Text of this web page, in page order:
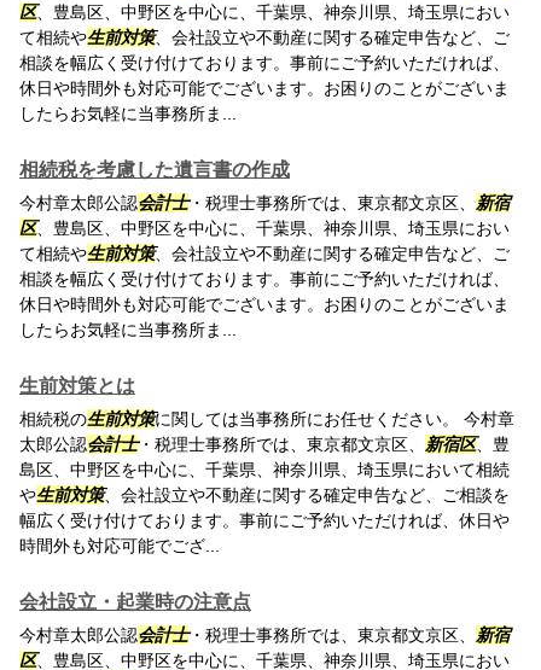
区、豊島区、中野区を中心に、千葉県、神奈川県、埼玉県におい
て相続や生前対策、会社設立や不動産に関する確定申告など、ご
相談を幅広く受け付けております。事前にご予約いただければ、
休日や時間外も対応可能でございます。お困りのことがございま
したらお気軽に当事務所ま...
相続税を考慮した遺言書の作成
今村章太郎公認会計士・税理士事務所では、東京都文京区、 新宿
区、豊島区、中野区を中心に、千葉県、神奈川県、埼玉県におい
て相続や生前対策、会社設立や不動産に関する確定申告など、ご
相談を幅広く受け付けております。事前にご予約いただければ、
休日や時間外も対応可能でございます。お困りのことがございま
したらお気軽に当事務所ま...
生前対策とは
相続税の生前対策に関しては当事務所にお任せください。 今村章
太郎公認会計士・税理士事務所では、東京都文京区、 新宿区、豊
島区、中野区を中心に、千葉県、神奈川県、埼玉県において相続
や生前対策、会社設立や不動産に関する確定申告など、ご相談を
幅広く受け付けております。事前にご予約いただければ、休日や
時間外も対応可能でござ...
会社設立・起業時の注意点
今村章太郎公認会計士・税理士事務所では、東京都文京区、 新宿
区、豊島区、中野区を中心に、千葉県、神奈川県、埼玉県におい